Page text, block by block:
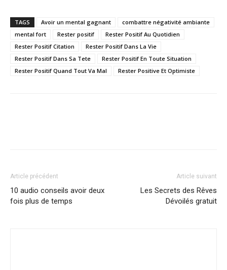
TAGS Avoir un mental gagnant
combattre négativité ambiante
mental fort
Rester positif
Rester Positif Au Quotidien
Rester Positif Citation
Rester Positif Dans La Vie
Rester Positif Dans Sa Tete
Rester Positif En Toute Situation
Rester Positif Quand Tout Va Mal
Rester Positive Et Optimiste
Article précédent
10 audio conseils avoir deux
fois plus de temps
Article suivant
Les Secrets des Rêves
Dévoilés gratuit